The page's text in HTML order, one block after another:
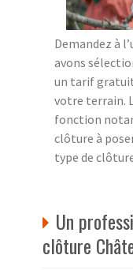
Demandez à
avons
un tarif
votre terrain.
fonction
clôture à
type de
Un
clôture